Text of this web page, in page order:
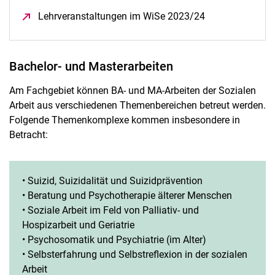
Lehrveranstaltungen im WiSe 2023/24
Bachelor- und Masterarbeiten
Am Fachgebiet können BA- und MA-Arbeiten der Sozialen
Arbeit aus verschiedenen Themenbereichen betreut werden.
Folgende Themenkomplexe kommen insbesondere in
Betracht:
• Suizid, Suizidalität und Suizidprävention
• Beratung und Psychotherapie älterer Menschen
• Soziale Arbeit im Feld von Palliativ- und
Hospizarbeit und Geriatrie
• Psychosomatik und Psychiatrie (im Alter)
• Selbsterfahrung und Selbstreflexion in der sozialen
Arbeit